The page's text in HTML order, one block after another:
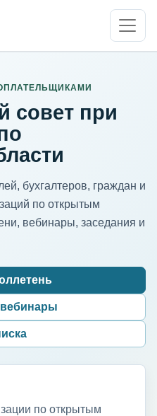
совет при
бухгалтеров, граждан и
по открытым
вебинары, заседания и
по открытым